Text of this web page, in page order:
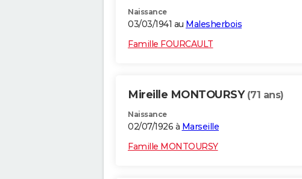
Naissance
03/03/1941 au Malesherbois
Famille FOURCAULT
Mireille MONTOURSY (71 ans)
Naissance
02/07/1926 à Marseille
Famille MONTOURSY